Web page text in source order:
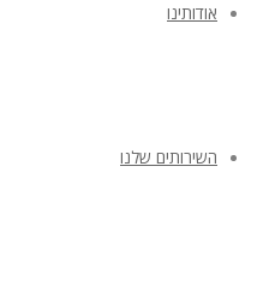
אודותינו
השירותים שלנו